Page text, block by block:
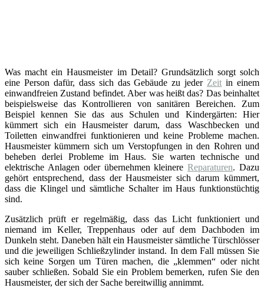
Was macht ein Hausmeister im Detail? Grundsätzlich sorgt solch
eine Person dafür, dass sich das Gebäude zu jeder Zeit in einem
einwandfreien Zustand befindet. Aber was heißt das? Das beinhaltet
beispielsweise das Kontrollieren von sanitären Bereichen. Zum
Beispiel kennen Sie das aus Schulen und Kindergärten: Hier
kümmert sich ein Hausmeister darum, dass Waschbecken und
Toiletten einwandfrei funktionieren und keine Probleme machen.
Hausmeister kümmern sich um Verstopfungen in den Rohren und
beheben derlei Probleme im Haus. Sie warten technische und
elektrische Anlagen oder übernehmen kleinereReparaturen. Dazu
gehört entsprechend, dass der Hausmeister sich darum kümmert,
dass die Klingel und sämtliche Schalter im Haus funktionstüchtig
sind.
Zusätzlich prüft er regelmäßig, dass das Licht funktioniert und
niemand im Keller, Treppenhaus oder auf dem Dachboden im
Dunkeln steht. Daneben hält ein Hausmeister sämtliche Türschlösser
und die jeweiligen Schließzylinder instand. In dem Fall müssen Sie
sich keine Sorgen um Türen machen, die „klemmen“ oder nicht
sauber schließen. Sobald Sie ein Problem bemerken, rufen Sie den
Hausmeister, der sich der Sache bereitwillig annimmt.